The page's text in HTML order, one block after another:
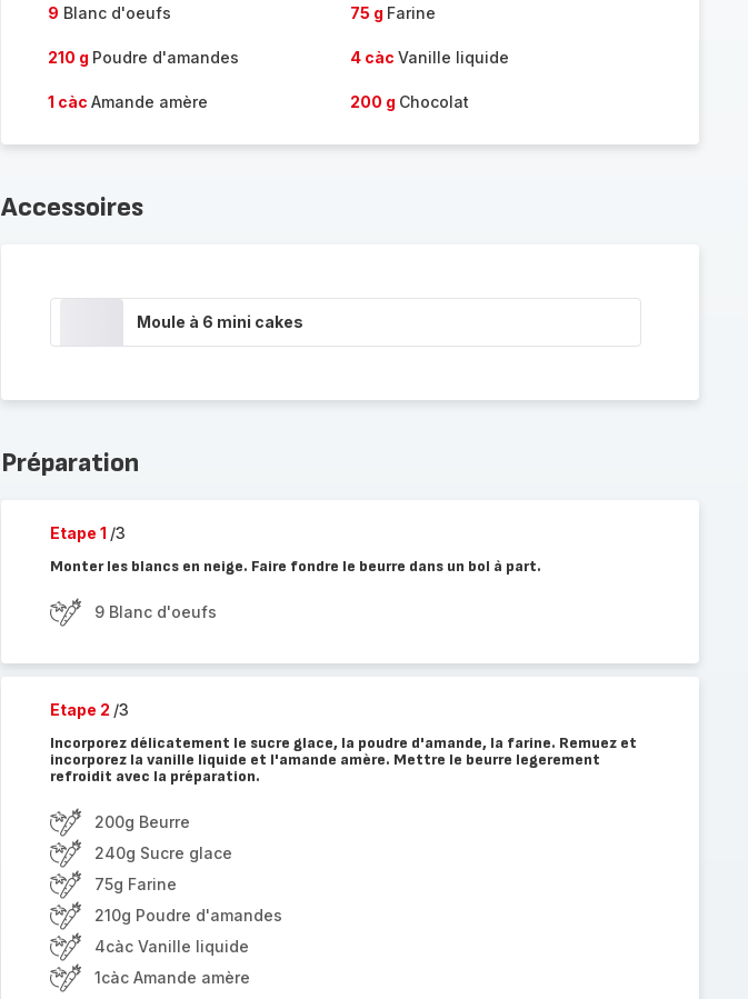
9 Blanc d'oeufs 75 g Farine
210 g Poudre d'amandes 4 càc Vanille liquide
1 càc Amande amère 200 g Chocolat
Accessoires
Moule à 6 mini cakes
Préparation
Etape 1 /3
Monter les blancs en neige. Faire fondre le beurre dans un bol à part.
9 Blanc d'oeufs
Etape 2 /3
Incorporez délicatement le sucre glace, la poudre d'amande, la farine. Remuez et
incorporez la vanille liquide et l'amande amère. Mettre le beurre legerement
refroidit avec la préparation.
200g Beurre
240g Sucre glace
75g Farine
210g Poudre d'amandes
4càc Vanille liquide
1càc Amande amère